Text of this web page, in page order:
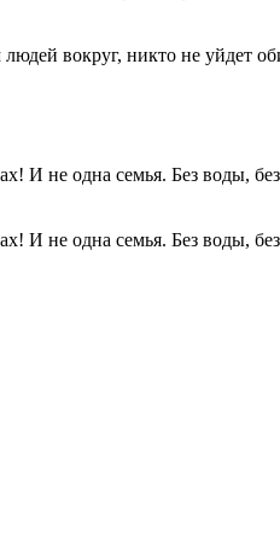
вокруг, никто не уйдет
И не одна семья. Без воды,
И не одна семья. Без воды,